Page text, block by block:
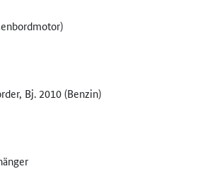
Bj. 2010 (Benzin)